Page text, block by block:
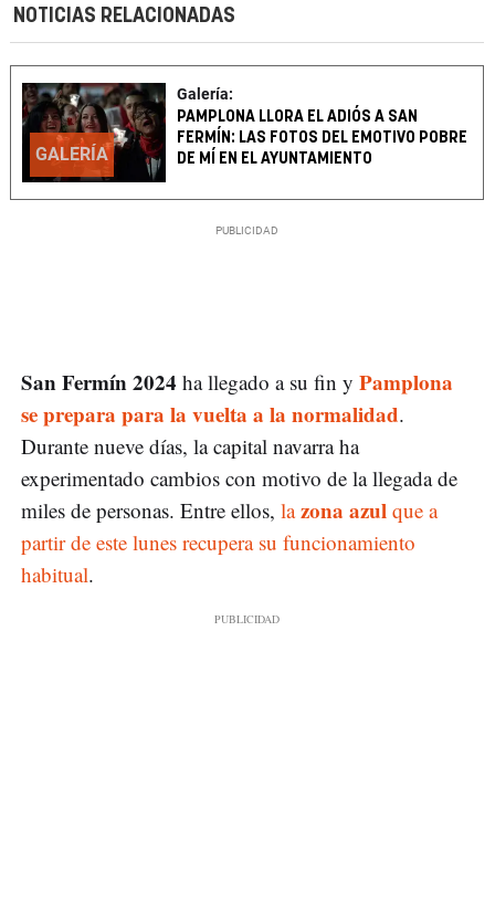
NOTICIAS RELACIONADAS
GALERÍA
Galería:
PAMPLONA LLORA EL ADIÓS A SAN
FERMÍN: LAS FOTOS DEL EMOTIVO POBRE
DE MÍ EN EL AYUNTAMIENTO
San Fermín 2024 ha llegado a su fin y Pamplona
se prepara para la vuelta a la normalidad.
Durante nueve días, la capital navarra ha
experimentado cambios con motivo de la llegada de
miles de personas. Entre ellos, lazona azul que a
partir de este lunes recupera su funcionamiento
habitual.